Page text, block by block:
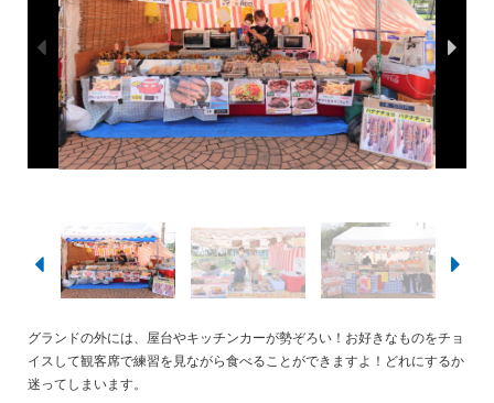
グランドの外には、屋台やキッチンカーが勢ぞろい！お好きなものをチョ
イスして観客席で練習を見ながら食べることができますよ！どれにするか
迷ってしまいます。